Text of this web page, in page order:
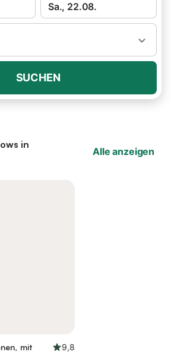
Sa., 22.08.
SUCHEN
in
Alle anzeigen
mit
9,8